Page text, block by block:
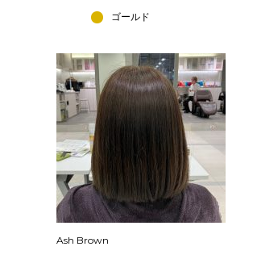
ゴールド
Ash Brown